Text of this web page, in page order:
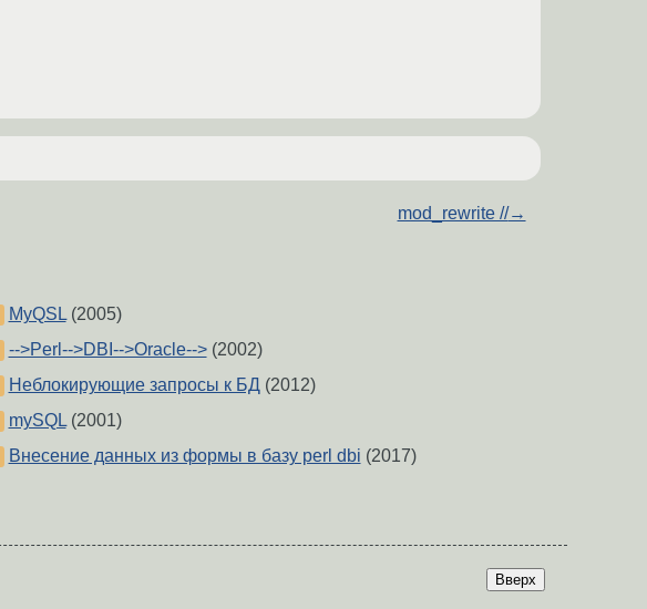
mod_rewrite //→
MyQSL(2005)
-->Perl-->DBI-->Oracle-->(2002)
Неблокирующие запросы к БД(2012)
mySQL(2001)
Внесение данных из формы в базу perl dbi (2017)
Вверх